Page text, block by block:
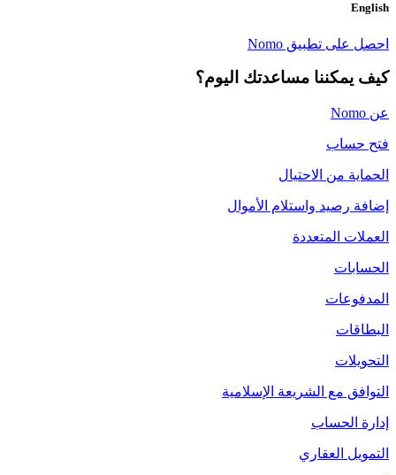
English
احصل على تطبيق Nomo
كيف يمكننا مساعدتك اليوم؟
عن Nomo
فتح حساب
الحماية من الاحتيال
إضافة رصيد واستلام الأموال
العملات المتعددة
الحسابات
المدفوعات
البطاقات
التحويلات
التوافق مع الشريعة الإسلامية
إدارة الحساب
التمويل العقاري